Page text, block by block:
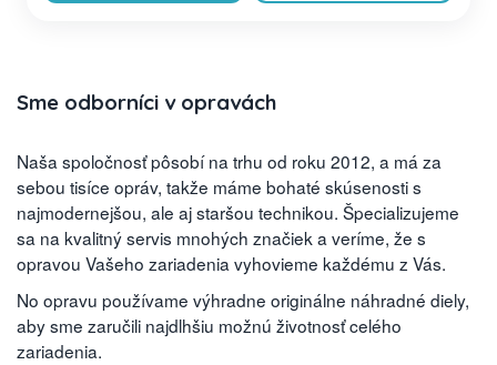
Sme odborníci v opravách
Naša spoločnosť pôsobí na trhu od roku 2012, a má za
sebou tisíce opráv, takže máme bohaté skúsenosti s
najmodernejšou, ale aj staršou technikou. Špecializujeme
sa na kvalitný servis mnohých značiek a veríme, že s
opravou Vašeho zariadenia vyhovieme každému z Vás.
No opravu používame výhradne originálne náhradné diely,
aby sme zaručili najdlhšiu možnú životnosť celého
zariadenia.